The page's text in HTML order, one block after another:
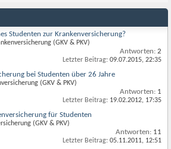
Studenten zur Krankenversicherung?
(GKV & PKV)
Antworten: 2
Letzter Beitrag: 09.07.2015, 22:35
bei Studenten über 26 Jahre
(GKV & PKV)
Antworten: 1
Letzter Beitrag: 19.02.2012, 17:35
für Studenten
(GKV & PKV)
Antworten: 11
Letzter Beitrag: 05.11.2011, 12:51